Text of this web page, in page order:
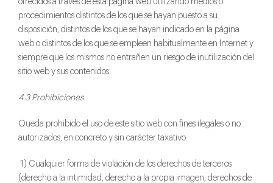
procedimientos distintos de los que se hayan puesto a su
disposición, distintos de los que se hayan indicado en la página
web o distintos de los que se empleen habitualmente en Internet y
siempre que los mismos no entrañen un riesgo de inutilización del
sitio web y sus contenidos.
4.3 Prohibiciones.
Queda prohibido el uso de este sitio web con fines ilegales o no
autorizados, en concreto y sin carácter taxativo:
1) Cualquier forma de violación de los derechos de terceros
(derecho a la intimidad, derecho a la propia imagen, derechos de